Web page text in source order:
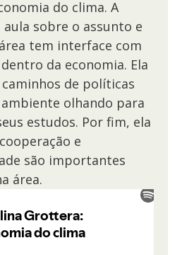
do clima. A
sobre o assunto e
tem interface com
da economia. Ela
de políticas
olhando para
estudos. Por fim, ela
e
são importantes
área.